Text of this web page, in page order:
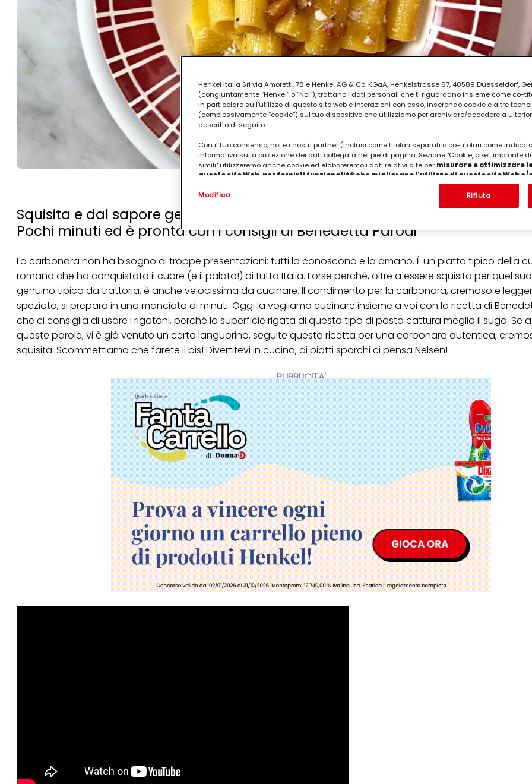
Squisita e dal sapore genuino, la carbonara è anche velocissima da
Pochi minuti ed è pronta con i consigli di Benedetta Parodi
PUBBLICITA'
La carbonara non ha bisogno di troppe presentazioni: tutti la conoscono e la amano. È un piatto tipico della
romana che ha conquistato il cuore (e il palato!) di tutta Italia. Forse perché, oltre a essere squisita per quel
genuino tipico da trattoria, è anche velocissima da cucinare. Il condimento per la carbonara, cremoso e
speziato, si prepara in una manciata di minuti. Oggi la vogliamo cucinare insieme a voi con la ricetta di
che ci consiglia di usare i rigatoni, perché la superficie rigata di questo tipo di pasta cattura meglio il sugo. Se
queste parole, vi è già venuto un certo languorino, seguite questa ricetta per una carbonara autentica,
squisita. Scommettiamo che farete il bis! Divertitevi in cucina, ai piatti sporchi ci pensa Nelsen!
Henkel Italia Srl via Amoretti, 78 e Henkel AG & Co. KGaA, Henkelstrasse 67, 40589 Duesseldorf,
(congiuntamente “Henkel” o “Noi”), trattano i dati personali che ti riguardano insieme come co-
in particolare sull'utilizzo di questo sito web e interazioni con esso, inserendo cookie e altre
(complessivamente “cookie”) sul tuo dispositivo che utilizziamo per archiviare/accedere a
descritto di seguito.
Con il tuo consenso, noi e i nostri partner (inclusi come titolari separati o co-titolari come
Informativa sulla protezione dei dati collegata nel piè di pagina, Sezione "Cookie, pixel, impronte
simili" utilizzeremo anche cookie ed elaboreremo i dati relativi a te per misurare e ottimizzare
questo sito Web, per fornirti funzionalità che migliorano l'utilizzo di questo sito Web e/
. Analizzeremo il tuo utilizzo di questo sito Web e le tue interazioni commerciali
(rispettivamente dell'azienda per cui lavori) per) e su tale base tracciare i tuoi acquisti dei nostri
terzi, conservare le nostre informazioni sulle entità commerciali e creare profili individuali su di
identificati) su questo sito web e altri media (di terzi) tramite i dispositivi assegnati a te o alla tua
Puoi trovare maggiori informazioni sul trattamento dei tuoi dati nella nostra Informativa sulla
collegata nel piè di pagina (Sezione "Cookie, Pixel, Impronte digitali e tecnologie simili"). Puoi
qualsiasi momento con effetto per il futuro disabilitando i cookie sul nostro sito web nella sezione
collegata nel piè di pagina. Per ulteriori informazioni sui cookie utilizzati su questo sito Web, in
periodo di conservazione, consultare le informazioni dettagliate su ciascun cookie disponibili
"modifica" di seguito".
Se fai clic su "Modifica" potrai trovare maggiori informazioni sul trattamento dei tuoi dati / sull'uso
per uno o più degli scopi sopra menzionati. Cliccando su "Accetta tutto", acconsenti all'uso dei
tuoi dati personali per tutte le finalità sopra indicate. Se fai clic su "Rifiuta", verranno utilizzati solo i
Modifica Rifiuta